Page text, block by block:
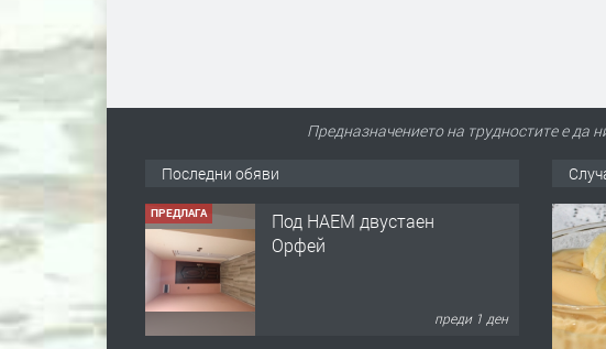
Предназначението на трудностите е да
Последни обяви
ПРЕДЛАГА
Под НАЕМ двустаен
Орфей
преди 1 ден